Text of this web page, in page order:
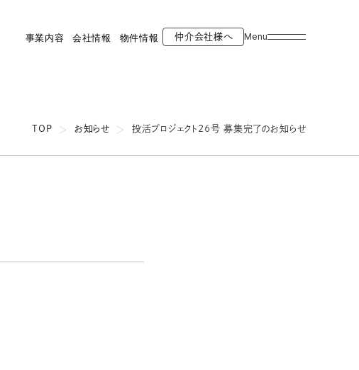
事業内容 会社情報 物件情報 仲介会社様へ Menu
TOP お知らせ 投活プロジェクト26号 募集完了のお知らせ